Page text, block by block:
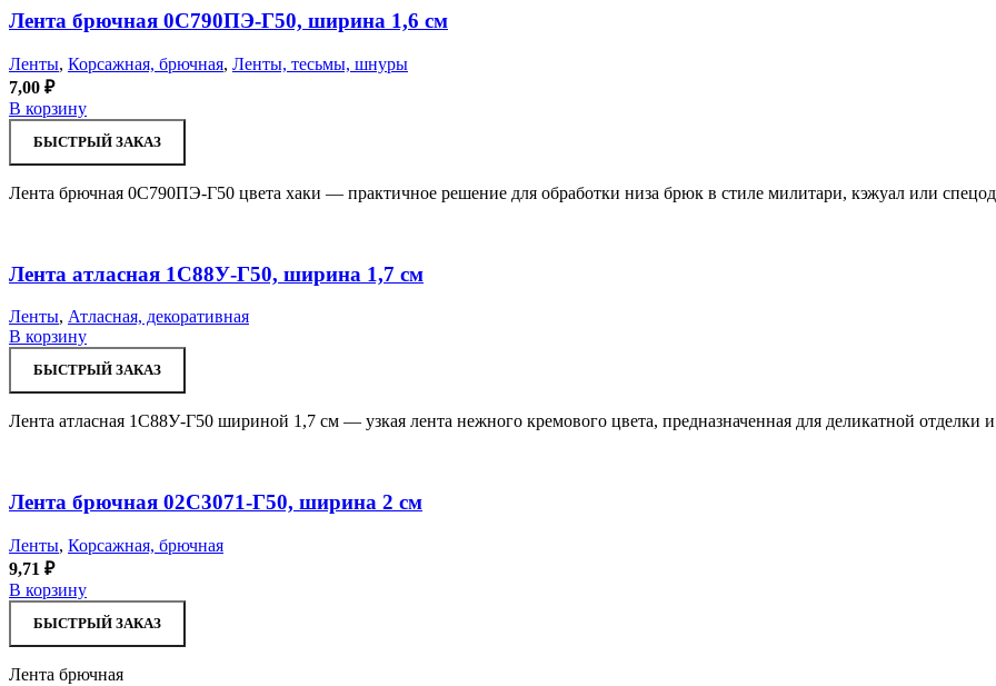
Лента брючная 0С790ПЭ-Г50, ширина 1,6 см
Ленты, Корсажная, брючная, Ленты, тесьмы, шнуры
7,00 ₽
В корзину
БЫСТРЫЙ ЗАКАЗ
Лента брючная 0С790ПЭ-Г50 цвета хаки — практичное решение для обработки низа брюк в стиле милитари, кэжуал или
Лента атласная 1С88У-Г50, ширина 1,7 см
Ленты, Атласная, декоративная
В корзину
БЫСТРЫЙ ЗАКАЗ
Лента атласная 1С88У-Г50 шириной 1,7 см — узкая лента нежного кремового цвета, предназначенная для деликатной отделки
Лента брючная 02С3071-Г50, ширина 2 см
Ленты, Корсажная, брючная
9,71 ₽
В корзину
БЫСТРЫЙ ЗАКАЗ
Лента брючная